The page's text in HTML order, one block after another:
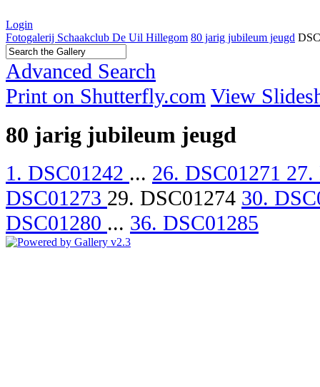
Login
Fotogalerij Schaakclub De Uil Hillegom 80 jarig jubileum jeugd
Advanced Search
Print on Shutterfly.com View
80 jarig jubileum jeugd
1. DSC01242 ... 26. DSC01271
DSC01273 29. DSC01274 30.
DSC01280 ... 36. DSC01285